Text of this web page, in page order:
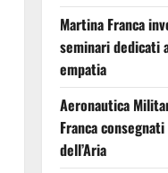
Martina Franca
seminari dedicati
empatia
Aeronautica
Franca
dell’Aria